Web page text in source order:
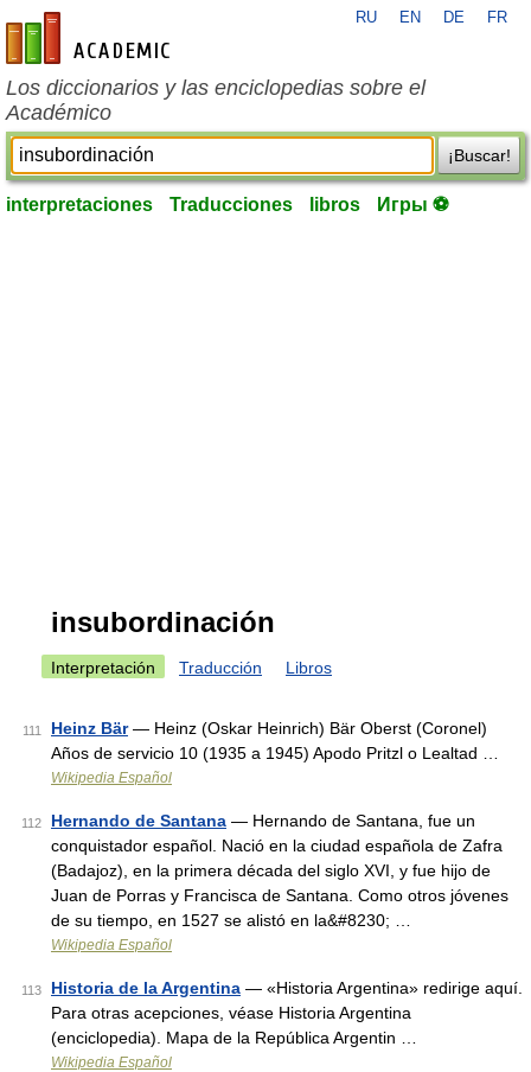
es-academic.com
RU EN DE FR
Los diccionarios y las enciclopedias sobre el
Académico
¡Buscar!
interpretaciones Traducciones libros Игры ⚽
insubordinación
Interpretación Traducción Libros
111 Heinz Bär— Heinz (Oskar Heinrich) Bär Oberst (Coronel)
Años de servicio 10 (1935 a 1945) Apodo Pritzl o Lealtad …
Wikipedia Español
112 Hernando de Santana — Hernando de Santana, fue un
conquistador español. Nació en la ciudad española de Zafra
(Badajoz), en la primera década del siglo XVI, y fue hijo de
Juan de Porras y Francisca de Santana. Como otros jóvenes
de su tiempo, en 1527 se alistó en la&#8230; …
Wikipedia Español
113 Historia de la Argentina — «Historia Argentina» redirige aquí.
Para otras acepciones, véase Historia Argentina
(enciclopedia). Mapa de la República Argentin …
Wikipedia Español